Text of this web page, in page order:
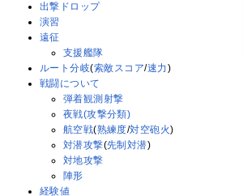
出撃ドロップ
演習
遠征
支援艦隊
ルート分岐(索敵スコア/速力)
戦闘について
弾着観測射撃
夜戦(攻撃分類)
航空戦(熟練度/対空砲火)
対潜攻撃(先制対潜)
対地攻撃
陣形
経験値